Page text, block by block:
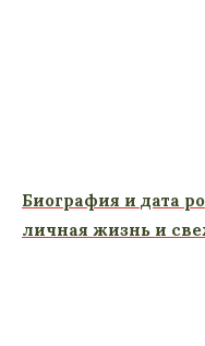
Биография и дата
личная жизнь и